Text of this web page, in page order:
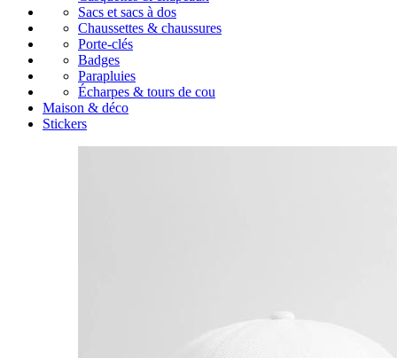
Sacs et sacs à dos
Chaussettes & chaussures
Porte-clés
Badges
Parapluies
Écharpes & tours de cou
Maison & déco
Stickers